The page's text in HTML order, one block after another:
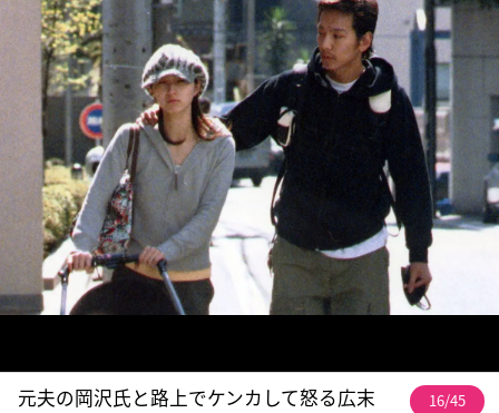
元夫の岡沢氏と路上でケンカして怒る広末 16/45